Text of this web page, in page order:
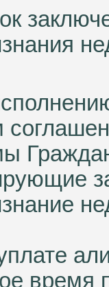
время